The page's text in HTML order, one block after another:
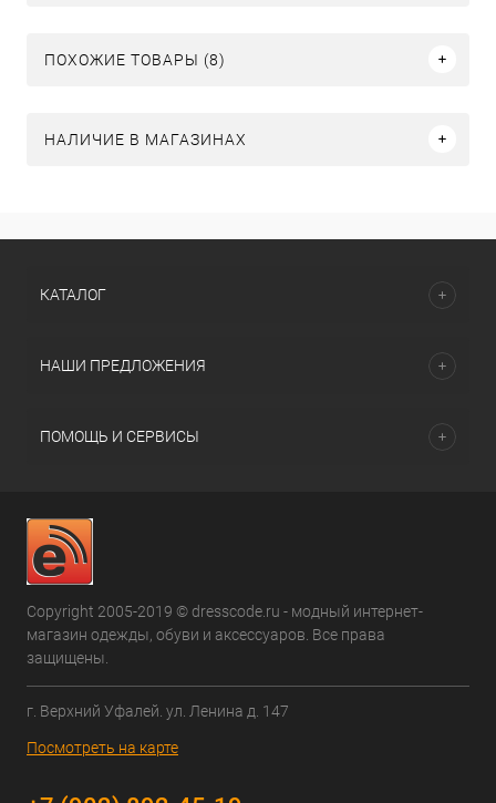
ПОХОЖИЕ ТОВАРЫ (8)
НАЛИЧИЕ В МАГАЗИНАХ
КАТАЛОГ
НАШИ ПРЕДЛОЖЕНИЯ
ПОМОЩЬ И СЕРВИСЫ
Copyright 2005-2019 © dresscode.ru - модный интернет-
магазин одежды, обуви и аксессуаров. Все права
защищены.
г. Верхний Уфалей. ул. Ленина д. 147
Посмотреть на карте